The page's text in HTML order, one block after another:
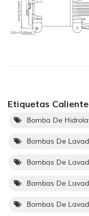
Etiquetas
Bomba De
Bombas De
Bombas De
Bombas De
Bombas De